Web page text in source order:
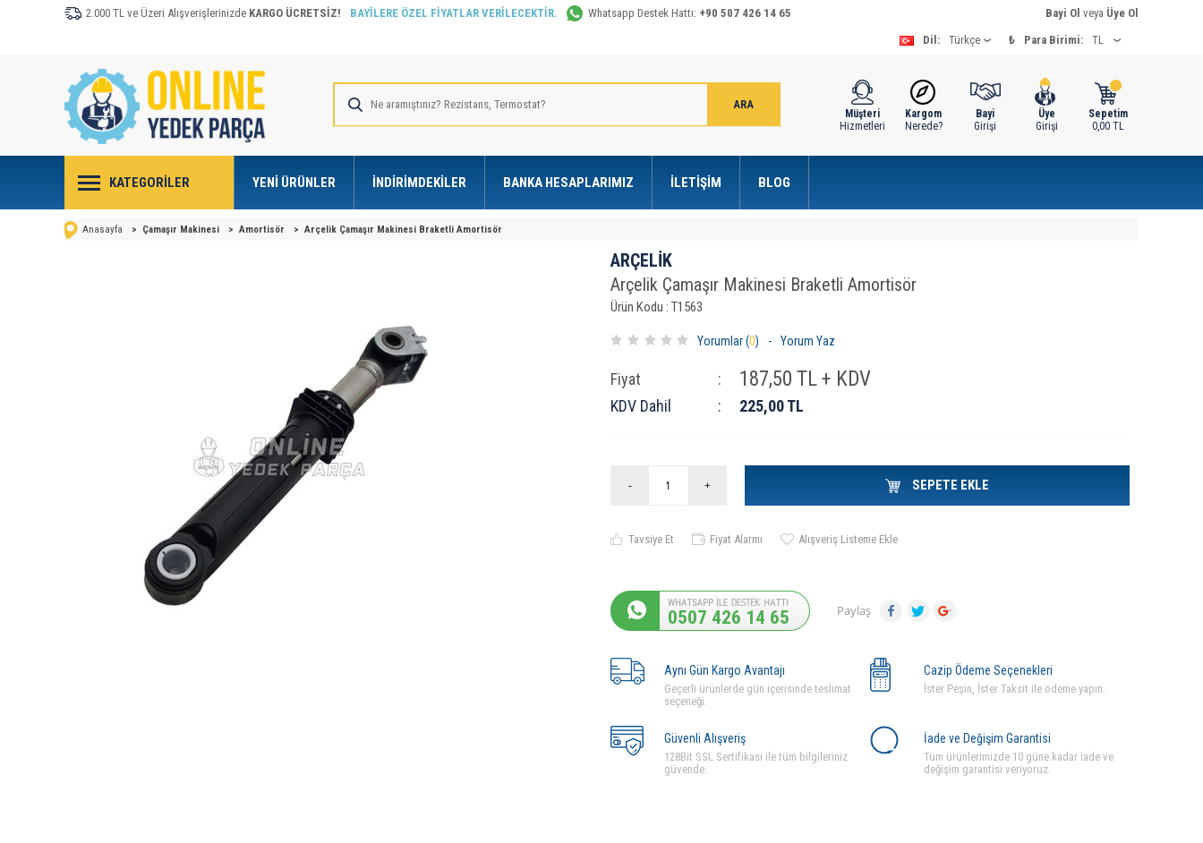
2.000 TL ve Üzeri Alışverişlerinizde KARGO ÜCRETSİZ! BAYİLERE ÖZEL FİYATLAR VERİLECEKTİR. Whatsapp Destek Hattı: +90 507 426 14 65 Bayi Ol veya Üye Ol
Dil:
₺ Para Birimi:
Sepetim
0,00TL
Üye
Girişi
Bayi
Girişi
Kargom
Nerede?
Müşteri
Hizmetleri
KATEGORILER YENI ÜRÜNLER İNDIRIMDEKILER BANKA HESAPLARIMIZ İLETIŞIM BLOG
Anasayfa > Çamaşır Makinesi > Amortisör > Arçelik Çamaşır Makinesi Braketli Amortisör
ARÇELİK
Arçelik Çamaşır Makinesi Braketli Amortisör
Ürün Kodu : T1563
Yorumlar (0) - Yorum Yaz
Fiyat : 187,50 TL + KDV
KDV Dahil : 225,00TL
- + SEPETE EKLE
Tavsiye Et Fiyat Alarmı Alışveriş Listeme Ekle
0507 426 14 65 Paylaş
Aynı Gün Kargo Avantajı
Geçerli ürünlerde gün içerisinde teslimat
seçeneği.
Cazip Ödeme Seçenekleri
İster Peşin, İster Taksit ile ödeme yapın.
Güvenli Alışveriş
128Bit SSL Sertifikası ile tüm bilgileriniz
güvende.
İade ve Değişim Garantisi
Tüm ürünlerimizde 10 güne kadar iade ve
değişim garantisi veriyoruz.